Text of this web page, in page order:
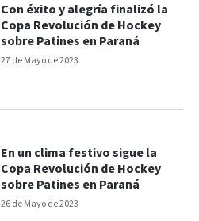
27 de Mayo de 2023
Con éxito y alegría finalizó la
Copa Revolución de Hockey
sobre Patines en Paraná
26 de Mayo de 2023
En un clima festivo sigue la
Copa Revolución de Hockey
sobre Patines en Paraná